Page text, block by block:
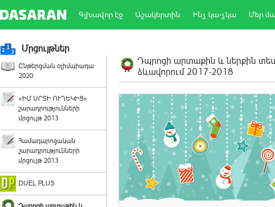
Գլխավոր էջ Աշակերտին Ինչ կա-չկա Մեր
Մրցույթներ
Ընթերցման օլիմպիադա
2020
«ԻՄ ՍՐՏԻ ՈՒՂԵԿԻՑ»
շարադրությունների
մրցույթ 2013
Համադպրոցական
շարադրությունների
մրցույթ 2013
DUEL PLUS
Դպրոցի արտաքին և ներքին
ձևավորում 2017-2018